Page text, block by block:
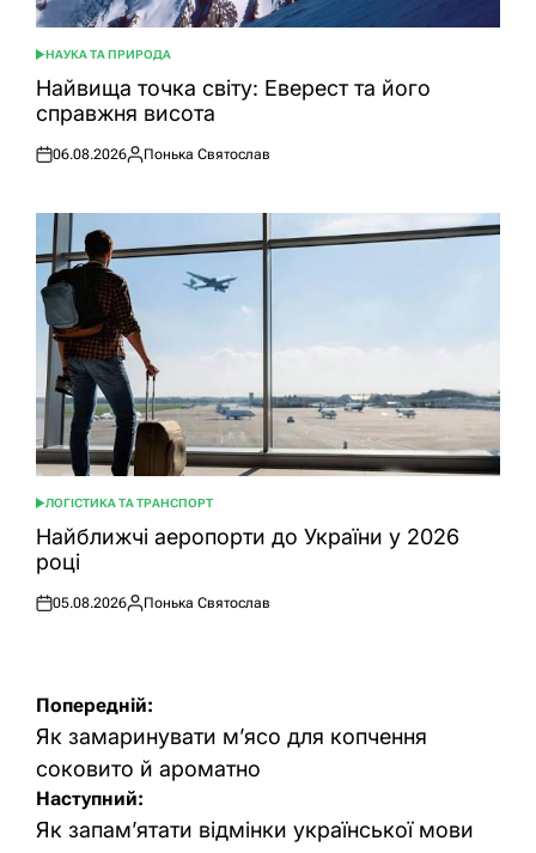
ОПУБЛІКУВАТИ
У
НАУКА ТА ПРИРОДА
Найвища точка світу: Еверест та його
справжня висота
Оприлюднено
06.08.2026
Опубліковано
Понька Святослав
ОПУБЛІКУВАТИ
У
ЛОГІСТИКА ТА ТРАНСПОРТ
Найближчі аеропорти до України у 2026
році
Оприлюднено
05.08.2026
Опубліковано
Понька Святослав
Навігація
записів
Попередній:
Як замаринувати м’ясо для копчення
соковито й ароматно
Наступний:
Як запам’ятати відмінки української мови